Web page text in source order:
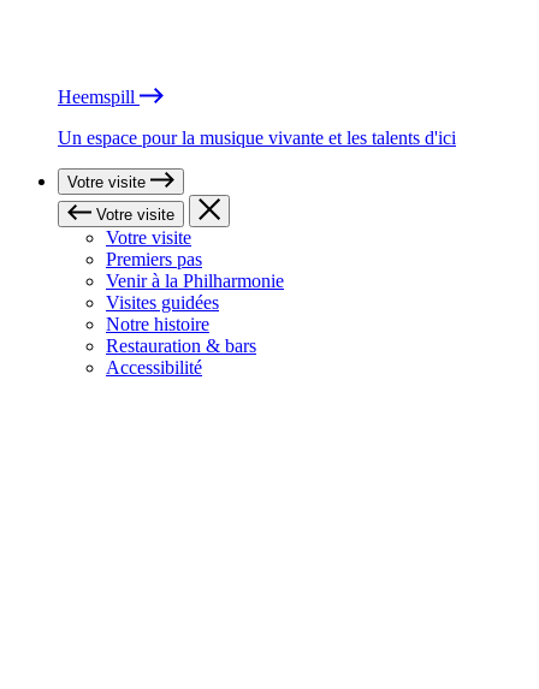
Heemspill
Un espace pour la musique vivante et les talents d'ici
Votre visite
Votre visite
Votre visite
Premiers pas
Venir à la Philharmonie
Visites guidées
Notre histoire
Restauration & bars
Accessibilité